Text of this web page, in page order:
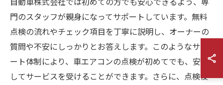
門のスタッフが親身になってサポートしています。無料
点検の流れやチェック項目を丁寧に説明し、オーナーの
質問や不安にしっかりとお答えします。このようなサポ
ート体制により、車エアコンの点検が初めてでも、安心
してサービスを受けることができます。さらに、点検後